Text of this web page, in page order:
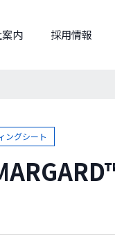
内 採用情報
ングシート